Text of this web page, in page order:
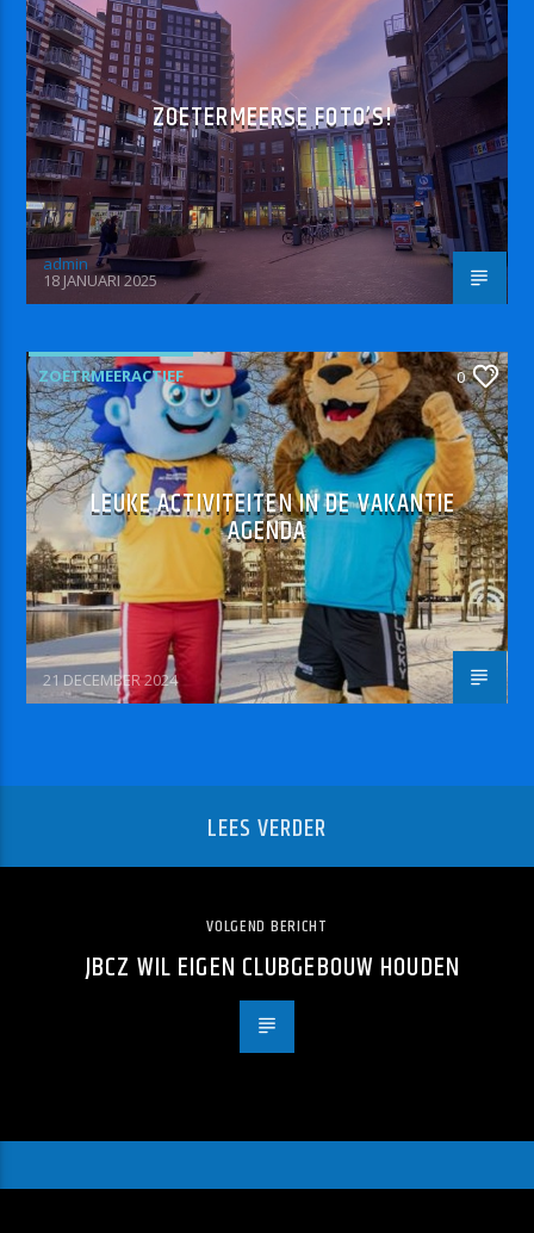
ZOETERMEERSE FOTO’S!
admin
18 JANUARI 2025
ZOETRMEERACTIEF 0
LEUKE ACTIVITEITEN IN DE VAKANTIE
AGENDA
21 DECEMBER 2024
LEES VERDER
VOLGEND BERICHT
JBCZ WIL EIGEN CLUBGEBOUW HOUDEN